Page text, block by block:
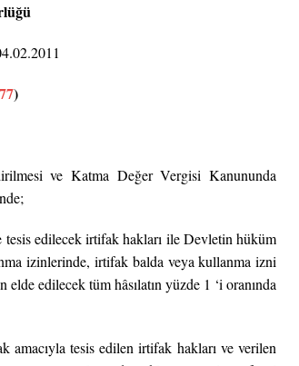
)
ve Katma Değer Vergisi Kanununda
edilecek irtifak hakları ile Devletin hüküm
izinlerinde, irtifak balda veya kullanma izni
edilecek tüm hâsılatın yüzde 1 ‘i oranında
amacıyla tesis edilen irtifak hakları ve verilen